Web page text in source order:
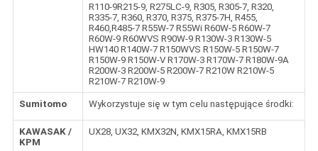
R110-9R215-9, R275LC-9, R305, R305-7, R320,
R335-7, R360, R370, R375, R375-7H, R455,
R460,R485-7 R55W-7 R55Wi R60W-5 R60W-7
R60W-9 R60WVS R90W-9 R130W-3 R130W-5
HW140 R140W-7 R150WVS R150W-5 R150W-7
R150W-9 R150W-V R170W-3 R170W-7 R180W-9A
R200W-3 R200W-5 R200W-7 R210W R210W-5
R210W-7 R210W-9
Sumitomo Wykorzystuje się w tym celu następujące środki:
KAWASAK /
KPM
UX28, UX32, KMX32N, KMX15RA, KMX15RB